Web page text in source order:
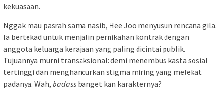
kekuasaan.
Nggak mau pasrah sama nasib, Hee Joo menyusun rencana gila.
Ia bertekad untuk menjalin pernikahan kontrak dengan
anggota keluarga kerajaan yang paling dicintai publik.
Tujuannya murni transaksional: demi menembus kasta sosial
tertinggi dan menghancurkan stigma miring yang melekat
padanya. Wah, badass banget kan karakternya?